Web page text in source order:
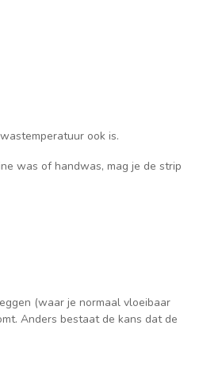
ook is.
was of handwas, mag je de strip
(waar je normaal vloeibaar
Anders bestaat de kans dat de